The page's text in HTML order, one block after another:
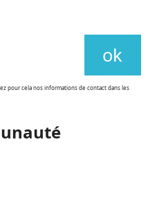
pour cela nos informations de contact dans les